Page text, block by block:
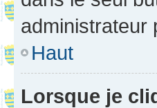
administrateur
Haut
Lorsque je